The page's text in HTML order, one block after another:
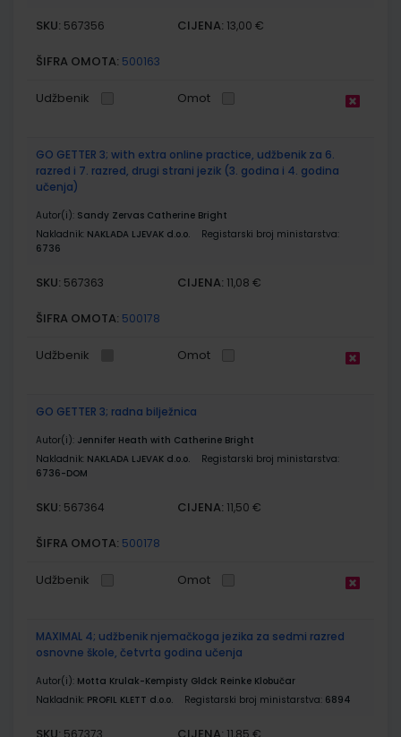
SKU: 567356 CIJENA: 13,00 €
ŠIFRA OMOTA: 500163
Udžbenik Omot
GO GETTER 3; with extra online practice, udžbenik za 6.
razred i 7. razred, drugi strani jezik (3. godina i 4. godina
učenja)
Autor(i): Sandy Zervas Catherine Bright
Nakladnik: NAKLADA LJEVAK d.o.o.
Registarski broj ministarstva:
6736
SKU: 567363 CIJENA: 11,08 €
ŠIFRA OMOTA: 500178
Udžbenik Omot
GO GETTER 3; radna bilježnica
Autor(i): Jennifer Heath with Catherine Bright
Nakladnik: NAKLADA LJEVAK d.o.o.
Registarski broj ministarstva:
6736-DOM
SKU: 567364 CIJENA: 11,50 €
ŠIFRA OMOTA: 500178
Udžbenik Omot
MAXIMAL 4; udžbenik njemačkoga jezika za sedmi razred
osnovne škole, četvrta godina učenja
Autor(i): Motta Krulak-Kempisty Glđck Reinke Klobučar
Nakladnik: PROFIL KLETT d.o.o. Registarski broj ministarstva: 6894
567373 11,85 €